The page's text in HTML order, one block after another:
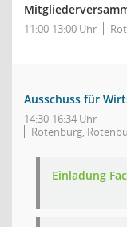
11:00-13:00 Uhr
Ausschuss für
14:30-16:34 Uhr
Rotenburg,
Einladung